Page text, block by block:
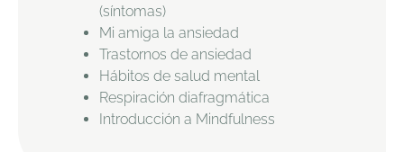
(síntomas)
Mi amiga la ansiedad
Trastornos de ansiedad
Hábitos de salud mental
Respiración diafragmática
Introducción a Mindfulness